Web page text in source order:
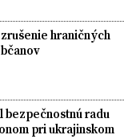
hraničných
radu
pri ukrajinskom